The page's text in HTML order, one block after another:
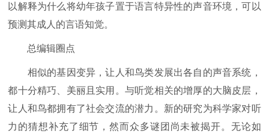
以解释为什么将幼年孩子置于语言特异性的声音环境，可以
预测其成人的言语知觉。
总编辑圈点
相似的基因变异，让人和鸟类发展出各自的声音系统，
都十分精巧、美丽且实用。与听觉相关的增厚的大脑皮层，
让人和鸟都拥有了社会交流的潜力。新的研究为科学家对听
力的猜想补充了细节，然而众多谜团尚未被揭开。无论如